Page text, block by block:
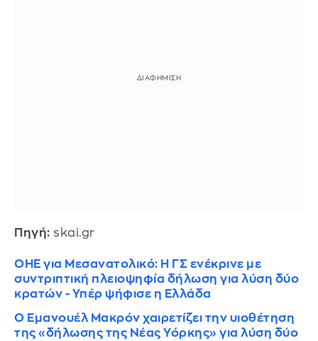
Πηγή: skai.gr
OHE για Μεσανατολικό: Η ΓΣ ενέκρινε με
συντριπτική πλειοψηφία δήλωση για λύση δύο
κρατών - Υπέρ ψήφισε η Ελλάδα
Ο Εμανουέλ Μακρόν χαιρετίζει την υιοθέτηση
της «δήλωσης της Νέας Υόρκης» για λύση δύο